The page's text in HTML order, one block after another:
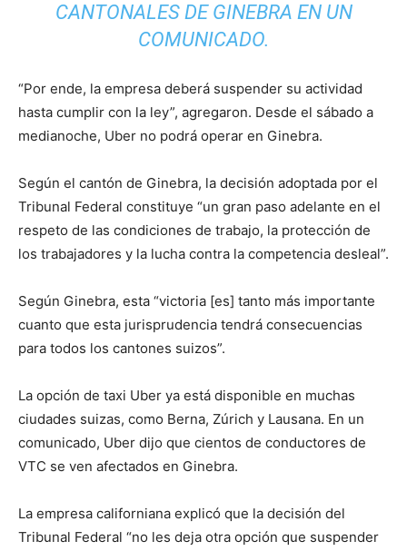
CANTONALES DE GINEBRA EN UN
COMUNICADO.
“Por ende, la empresa deberá suspender su actividad
hasta cumplir con la ley”, agregaron. Desde el sábado a
medianoche, Uber no podrá operar en Ginebra.
Según el cantón de Ginebra, la decisión adoptada por el
Tribunal Federal constituye “un gran paso adelante en el
respeto de las condiciones de trabajo, la protección de
los trabajadores y la lucha contra la competencia desleal”.
Según Ginebra, esta “victoria [es] tanto más importante
cuanto que esta jurisprudencia tendrá consecuencias
para todos los cantones suizos”.
La opción de taxi Uber ya está disponible en muchas
ciudades suizas, como Berna, Zúrich y Lausana. En un
comunicado, Uber dijo que cientos de conductores de
VTC se ven afectados en Ginebra.
La empresa californiana explicó que la decisión del
Tribunal Federal “no les deja otra opción que suspender